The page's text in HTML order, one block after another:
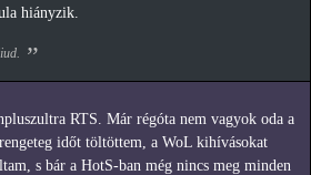
hiányzik.
RTS. Már régóta nem vagyok oda a
időt töltöttem, a WoL kihívásokat
s bár a HotS-ban még nincs meg minden